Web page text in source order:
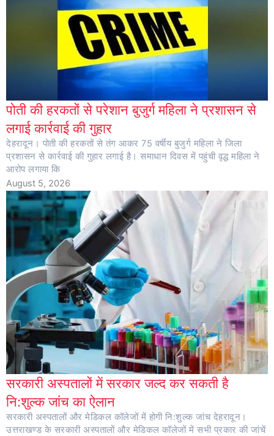
पोती की हरकतों से परेशान बुजुर्ग महिला ने प्रशासन से
लगाई कार्रवाई की गुहार
देहरादून। पोती की हरकतों से तंग आकर 75 वर्षीय बुजुर्ग महिला ने जिला
प्रशासन से कार्रवाई की गुहार लगाई है। समाधान दिवस में पहुंची वृद्ध महिला ने
आरोप लगाया कि
August 5, 2026
सरकारी अस्पतालों में सरकार जल्द कर सकती है
नि:शुल्क जांच का ऐलान
सरकारी अस्पतालों और मेडिकल कॉलेजों में होगी नि:शुल्क जांच देहरादून।
उत्तराखण्ड के सरकारी अस्पतालों और मेडिकल कॉलेजों में सभी प्रकार की जांचें